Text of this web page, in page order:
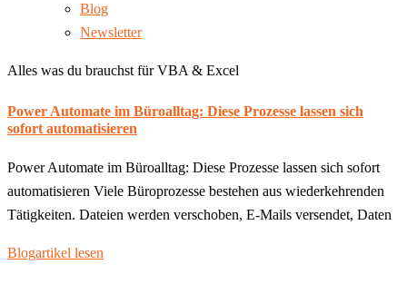
Blog
Newsletter
Alles was du brauchst für VBA & Excel
Power Automate im Büroalltag: Diese Prozesse lassen sich
sofort automatisieren
Power Automate im Büroalltag: Diese Prozesse lassen sich sofort
automatisieren Viele Büroprozesse bestehen aus wiederkehrenden
Tätigkeiten. Dateien werden verschoben, E-Mails versendet, Daten
Blogartikel lesen